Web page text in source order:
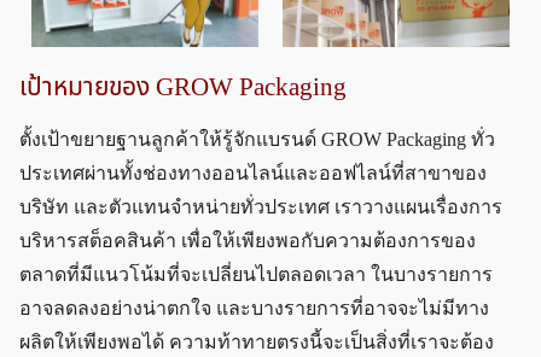
เป้าหมายของ GROW Packaging
ตั้งเป้าขยายฐานลูกค้าให้รู้จักแบรนด์ GROW Packaging ทั่ว
ประเทศผ่านทั้งช่องทางออนไลน์และออฟไลน์ที่สาขาของ
บริษัท และตัวแทนจำหน่ายทั่วประเทศ เราวางแผนเรื่องการ
บริหารสต็อคสินค้า เพื่อให้เพียงพอกับความต้องการของ
ตลาดที่มีแนวโน้มที่จะเปลี่ยนไปตลอดเวลา ในบางรายการ
อาจลดลงอย่างน่าตกใจ และบางรายการที่อาจจะไม่มีทาง
ผลิตให้เพียงพอได้ ความท้าทายตรงนี้จะเป็นสิ่งที่เราจะต้อง